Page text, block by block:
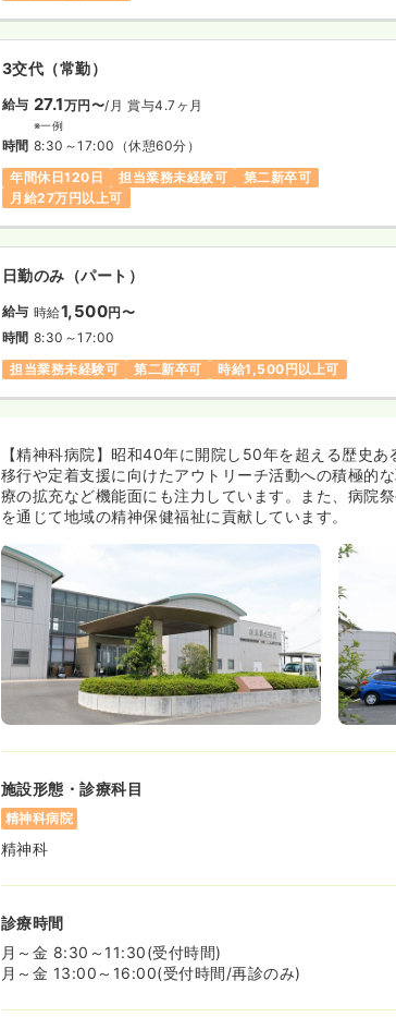
3交代（常勤）
給与 27.1万円〜/月 賞与4.7ヶ月
※一例
時間 8:30～17:00 （休憩60分）
年間休日120日
担当業務未経験可
第二新卒可
月給27万円以上可
日勤のみ（パート）
給与 時給1,500円〜
時間 8:30～17:00
担当業務未経験可
第二新卒可 時給1,500円以上可
【精神科病院】昭和40年に開院し50年を超える歴史
移行や定着支援に向けたアウトリーチ活動への積極的
療の拡充など機能面にも注力しています。また、病院
を通じて地域の精神保健福祉に貢献しています。
施設形態・診療科目
精神科病院
精神科
診療時間
月～金 8:30～11:30(受付時間)
月～金 13:00～16:00(受付時間/再診のみ)